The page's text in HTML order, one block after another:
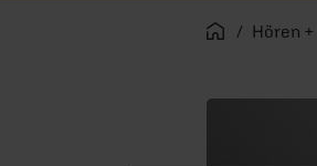
Startseite
Hören